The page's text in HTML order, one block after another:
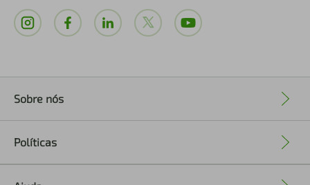
Sobre nós
Políticas